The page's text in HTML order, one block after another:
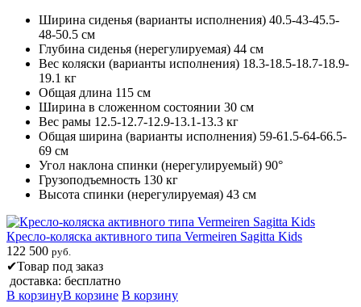
Ширина сиденья (варианты исполнения) 40.5-43-45.5-
48-50.5 см
Глубина сиденья (нерегулируемая) 44 см
Вес коляски (варианты исполнения) 18.3-18.5-18.7-18.9-
19.1 кг
Общая длина 115 см
Ширина в сложенном состоянии 30 см
Вес рамы 12.5-12.7-12.9-13.1-13.3 кг
Общая ширина (варианты исполнения) 59-61.5-64-66.5-
69 см
Угол наклона спинки (нерегулируемый) 90°
Грузоподъемность 130 кг
Высота спинки (нерегулируемая) 43 см
Кресло-коляска активного типа Vermeiren Sagitta Kids
122 500 руб.
✔Товар под заказ
доставка: бесплатно
В корзинуВ корзине В корзину